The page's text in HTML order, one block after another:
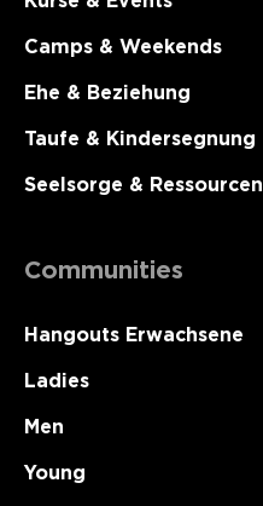
Camps & Weekends
Ehe & Beziehung
Taufe & Kindersegnung
Seelsorge & Ressourcen
Communities
Hangouts Erwachsene
Ladies
Men
Young